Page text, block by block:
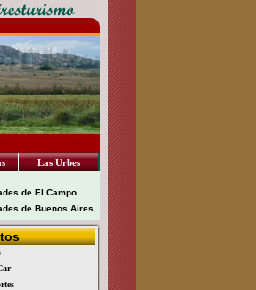
Las Urbes
de El Campo
de Buenos Aires